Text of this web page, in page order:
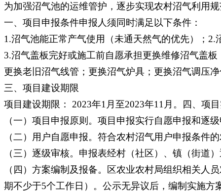
为加强沼气池的运维管护，逐步实现农村沼气利用
一、项目申报条件申报人须同时满足以下条件：
1.沼气池能正常产气使用（未通天然气的优先）；
3.沼气盖板完好或施工前自愿承担更换维修沼气盖
更换老旧沼气线管；更换沼气炉具；更换沼气调压
三、项目建设期限
项目建设期限： 2023年1月至2023年11月。四、项
（一）项目申报原则。项目申报实行自愿申报和逐
（二）用户自愿申报。符合农村沼气用户申报条件
（三）逐级审核。申报表经村（社区）、镇（街道
（四）方案编制及报备。区农业农村局组织相关人
期不少于5个工作日）。公示无异议后，编制实施